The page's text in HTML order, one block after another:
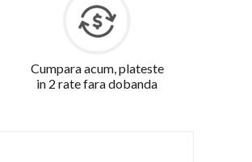
Cumpara acum, plateste
in 2 rate fara dobanda